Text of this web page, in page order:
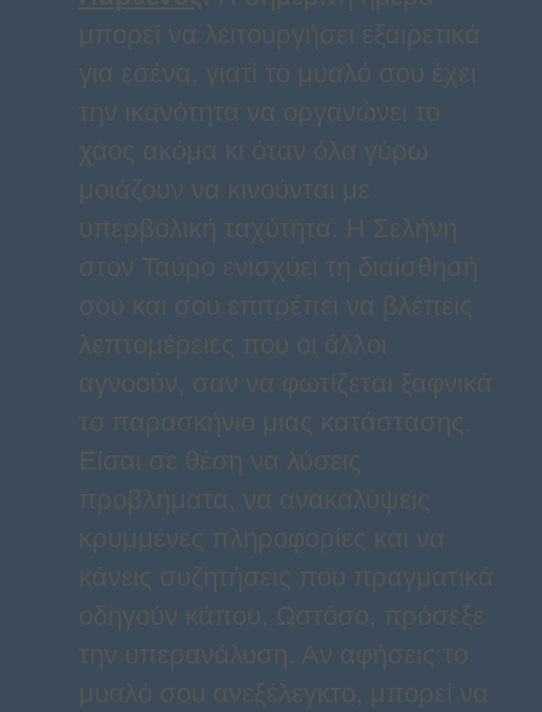
μπορεί να λειτουργήσει εξαιρετικά
για εσένα, γιατί το μυαλό σου έχει
την ικανότητα να οργανώνει το
χάος ακόμα κι όταν όλα γύρω
μοιάζουν να κινούνται με
υπερβολική ταχύτητα. Η Σελήνη
στον Ταύρο ενισχύει τη διαίσθησή
σου και σου επιτρέπει να βλέπεις
λεπτομέρειες που οι άλλοι
αγνοούν, σαν να φωτίζεται ξαφνικά
το παρασκήνιο μιας κατάστασης.
Είσαι σε θέση να λύσεις
προβλήματα, να ανακαλύψεις
κρυμμένες πληροφορίες και να
κάνεις συζητήσεις που πραγματικά
οδηγούν κάπου. Ωστόσο, πρόσεξε
την υπερανάλυση. Αν αφήσεις το
μυαλό σου ανεξέλεγκτο, μπορεί να